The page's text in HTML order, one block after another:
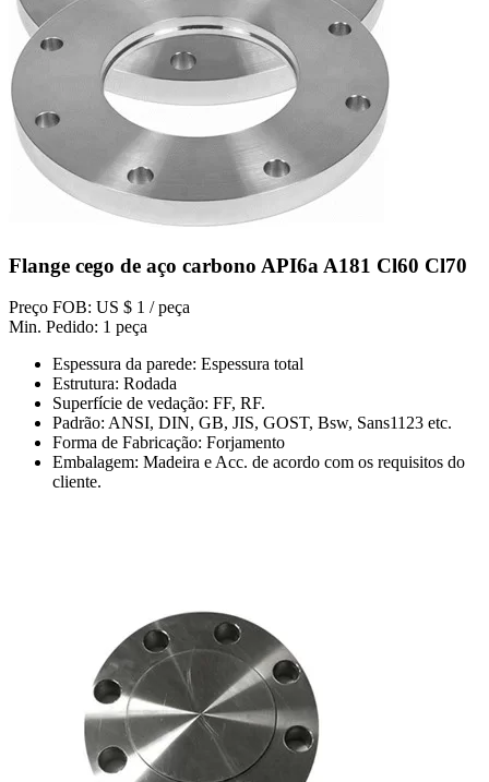
Flange cego de aço carbono API6a A181 Cl60 Cl70
Preço FOB: US $ 1 / peça
Min. Pedido: 1 peça
Espessura da parede: Espessura total
Estrutura: Rodada
Superfície de vedação: FF, RF.
Padrão: ANSI, DIN, GB, JIS, GOST, Bsw, Sans1123 etc.
Forma de Fabricação: Forjamento
Embalagem: Madeira e Acc. de acordo com os requisitos do
cliente.